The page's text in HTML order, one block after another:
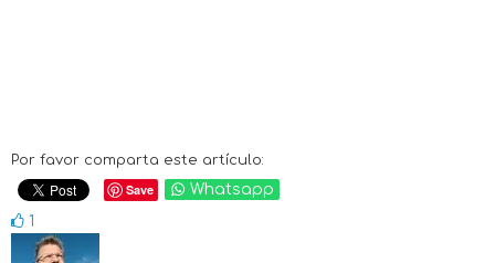
Por favor comparta este artículo:
Save
Whatsapp
1